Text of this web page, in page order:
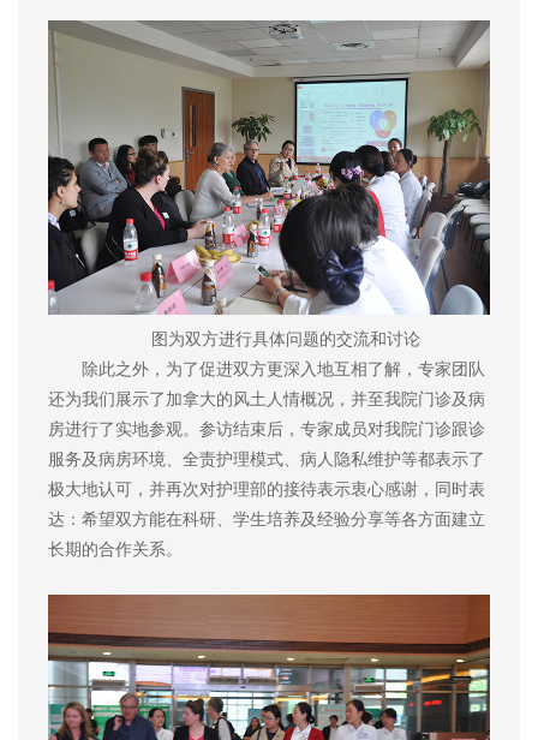
图为双方进行具体问题的交流和讨论
除此之外，为了促进双方更深入地互相了解，专家团队
还为我们展示了加拿大的风土人情概况，并至我院门诊及病
房进行了实地参观。参访结束后，专家成员对我院门诊跟诊
服务及病房环境、全责护理模式、病人隐私维护等都表示了
极大地认可，并再次对护理部的接待表示衷心感谢，同时表
达：希望双方能在科研、学生培养及经验分享等各方面建立
长期的合作关系。